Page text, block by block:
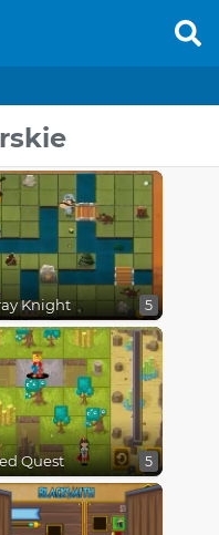
Knight 5
Quest 5